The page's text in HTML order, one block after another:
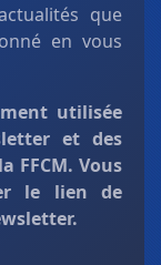
que
en vous
utilisée
et des
FFCM. Vous
le lien de